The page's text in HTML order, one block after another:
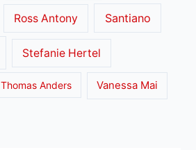
Ross Antony Santiano
Stefanie Hertel
Thomas Anders Vanessa Mai